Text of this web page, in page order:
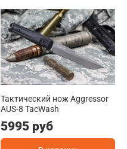
Тактический нож Aggressor
AUS-8 TacWash
5995 руб